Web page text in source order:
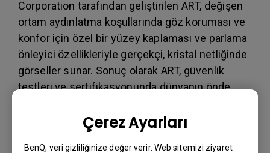
Çerez Ayarları
BenQ, veri gizliliğinize değer verir. Web sitemizi ziyaret
Corporation tarafından geliştirilen ART, değişen
ortam aydınlatma koşullarında göz koruması ve
konfor için özel bir yüzey kaplaması ve parlama
önleyici özellikleriyle gerçekçi, kristal netliğinde
görseller sunar. Sonuç olarak ART, güvenlik
testleri ve sertifikasyonunda dünyanın önde
önleyici sertifikayı alan ilk şirket oldu.